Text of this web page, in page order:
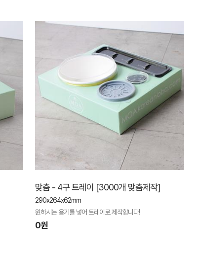
맞춤 - 4구 트레이 [3000개 맞춤제작]
290x264x62mm
원하시는 용기를 넣어 트레이로 제작합니다!
0원